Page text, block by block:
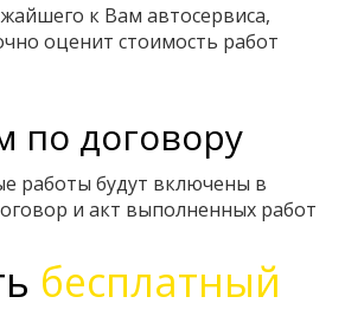
к Вам автосервиса,
оценит стоимость работ
по договору
работы будут включены в
и акт выполненных работ
бесплатный